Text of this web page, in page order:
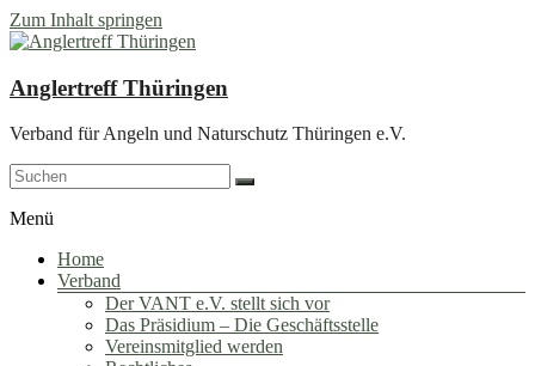
Zum Inhalt springen
Anglertreff Thüringen
Verband für Angeln und Naturschutz Thüringen e.V.
Menü
Home
Verband
Der VANT e.V. stellt sich vor
Das Präsidium – Die Geschäftsstelle
Vereinsmitglied werden